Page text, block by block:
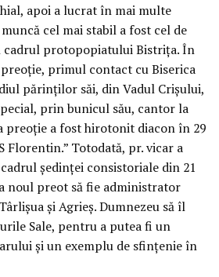
apoi a lucrat în mai multe
cel mai stabil a fost cel de
cadrul protopopiatului Bistrița. În
primul contact cu Biserica
părinților săi, din Vadul Crișului,
prin bunicul său, cantor la
preoție a fost hirotonit diacon în 29
Florentin.” Totodată, pr. vicar a
ședinței consistoriale din 21
noul preot să fie administrator
și Agrieș. Dumnezeu să îl
Sale, pentru a putea fi un
și un exemplu de sfințenie în